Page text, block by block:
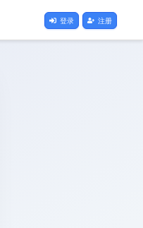
登录 注册